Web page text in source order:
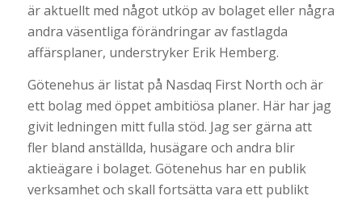
är aktuellt med något utköp av bolaget eller några
andra väsentliga förändringar av fastlagda
affärsplaner, understryker Erik Hemberg.
Götenehus är listat på Nasdaq First North och är
ett bolag med öppet ambitiösa planer. Här har jag
givit ledningen mitt fulla stöd. Jag ser gärna att
fler bland anställda, husägare och andra blir
aktieägare i bolaget. Götenehus har en publik
verksamhet och skall fortsätta vara ett publikt